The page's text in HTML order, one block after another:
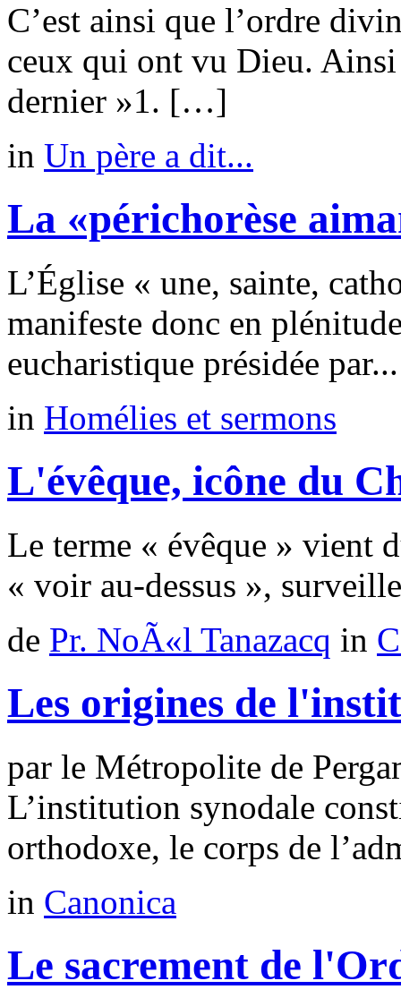
C’est ainsi que l’ordre
ceux qui ont vu Dieu.
dernier »1. […]
in Un père a dit...
La «périchorèse
L’Église « une, sainte,
manifeste donc en
eucharistique présidée par...
in Homélies et sermons
L'évêque, icône du
Le terme « évêque » vient
« voir au-dessus »,
de Pr. NoÃ«l Tanazacq in
Les origines de
par le Métropolite de
L’institution synodale
orthodoxe, le corps de
in Canonica
Le sacrement de